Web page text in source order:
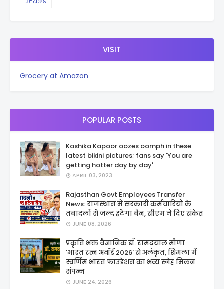
VISIT
Grocery at Amazon
POPULAR POSTS
Kashika Kapoor oozes oomph in these
latest bikini pictures; fans say 'You are
getting hotter day by day'
APRIL 03, 2023
Rajasthan Govt Employees Transfer
News: राजस्थान में सरकारी कर्मचारियों के
तबादलों से जल्द हटेगा बैन, सीएम ने दिए संकेत
JUNE 08, 2026
प्रकृति भक्त वैज्ञानिक डॉ. रामदयाल मीणा
'भारत रत्न अवॉर्ड 2026' से अलंकृत, शिमला में
स्वर्णिम भारत फाउंडेशन का भव्य स्नेह मिलन
संपन्न
JUNE 24, 2026